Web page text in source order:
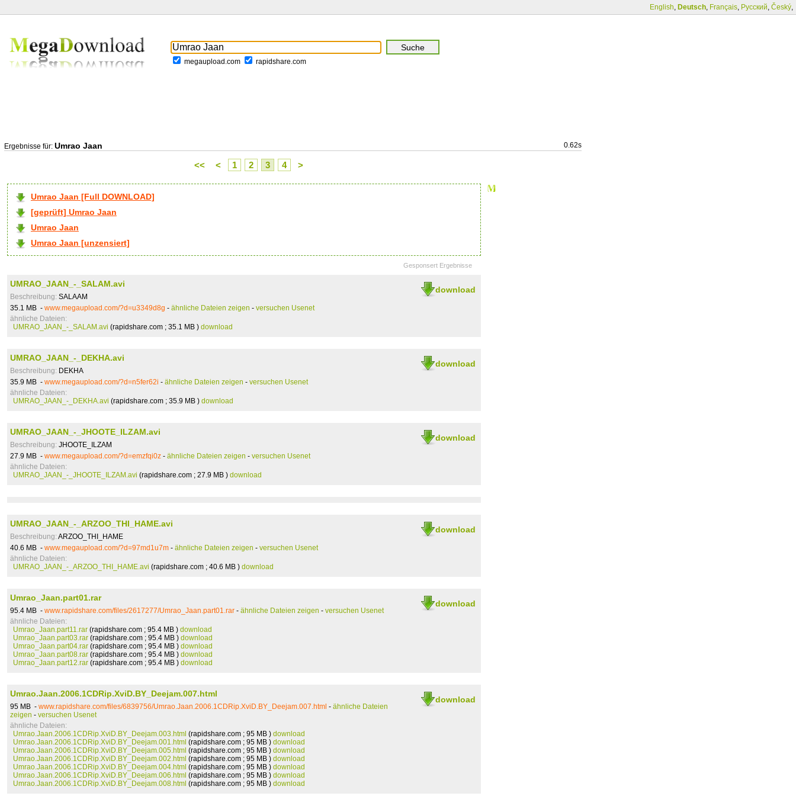
English, Deutsch, Français, Русский, Český,
megaupload.com rapidshare.com
Ergebnisse für: Umrao Jaan 0.62s
<< < 1 2 3 4 >
Umrao Jaan [Full DOWNLOAD]
[geprüft] Umrao Jaan
Umrao Jaan
Umrao Jaan [unzensiert]
Gesponsert Ergebnisse
download
UMRAO_JAAN_-_SALAM.avi
Beschreibung: SALAAM
35.1 MB - www.megaupload.com/?d=u3349d8g - ähnliche Dateien zeigen - versuchen Usenet
ähnliche Dateien:
UMRAO_JAAN_-_SALAM.avi (rapidshare.com ; 35.1 MB ) download
download
UMRAO_JAAN_-_DEKHA.avi
Beschreibung: DEKHA
35.9 MB - www.megaupload.com/?d=n5fer62i - ähnliche Dateien zeigen - versuchen Usenet
ähnliche Dateien:
UMRAO_JAAN_-_DEKHA.avi (rapidshare.com ; 35.9 MB ) download
download
UMRAO_JAAN_-_JHOOTE_ILZAM.avi
Beschreibung: JHOOTE_ILZAM
27.9 MB - www.megaupload.com/?d=emzfqi0z - ähnliche Dateien zeigen - versuchen Usenet
ähnliche Dateien:
UMRAO_JAAN_-_JHOOTE_ILZAM.avi (rapidshare.com ; 27.9 MB ) download
download
UMRAO_JAAN_-_ARZOO_THI_HAME.avi
Beschreibung: ARZOO_THI_HAME
40.6 MB - www.megaupload.com/?d=97md1u7m - ähnliche Dateien zeigen - versuchen Usenet
ähnliche Dateien:
UMRAO_JAAN_-_ARZOO_THI_HAME.avi (rapidshare.com ; 40.6 MB ) download
download
Umrao_Jaan.part01.rar
95.4 MB - www.rapidshare.com/files/2617277/Umrao_Jaan.part01.rar - ähnliche Dateien zeigen - versuchen Usenet
ähnliche Dateien:
Umrao_Jaan.part11.rar (rapidshare.com ; 95.4 MB ) download
Umrao_Jaan.part03.rar (rapidshare.com ; 95.4 MB ) download
Umrao_Jaan.part04.rar (rapidshare.com ; 95.4 MB ) download
Umrao_Jaan.part08.rar (rapidshare.com ; 95.4 MB ) download
Umrao_Jaan.part12.rar (rapidshare.com ; 95.4 MB ) download
download
Umrao.Jaan.2006.1CDRip.XviD.BY_Deejam.007.html
95 MB - www.rapidshare.com/files/6839756/Umrao.Jaan.2006.1CDRip.XviD.BY_Deejam.007.html - ähnliche Dateien
zeigen - versuchen Usenet
ähnliche Dateien:
Umrao.Jaan.2006.1CDRip.XviD.BY_Deejam.003.html (rapidshare.com ; 95 MB ) download
Umrao.Jaan.2006.1CDRip.XviD.BY_Deejam.001.html (rapidshare.com ; 95 MB ) download
Umrao.Jaan.2006.1CDRip.XviD.BY_Deejam.005.html (rapidshare.com ; 95 MB ) download
Umrao.Jaan.2006.1CDRip.XviD.BY_Deejam.002.html (rapidshare.com ; 95 MB ) download
Umrao.Jaan.2006.1CDRip.XviD.BY_Deejam.004.html (rapidshare.com ; 95 MB ) download
Umrao.Jaan.2006.1CDRip.XviD.BY_Deejam.006.html (rapidshare.com ; 95 MB ) download
Umrao.Jaan.2006.1CDRip.XviD.BY_Deejam.008.html (rapidshare.com ; 95 MB ) download